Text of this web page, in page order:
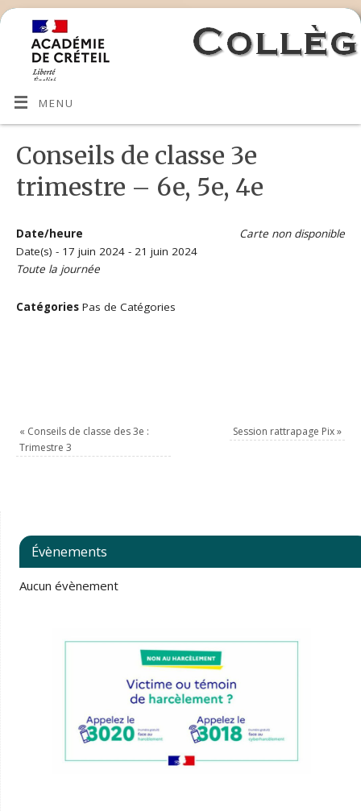
MENU
Conseils de classe 3e
trimestre – 6e, 5e, 4e
Carte non disponible
Date/heure
Date(s) - 17 juin 2024 - 21 juin 2024
Toute la journée
Catégories Pas de Catégories
« Conseils de classe des 3e :
Trimestre 3
Session rattrapage Pix»
Évènements
Aucun évènement